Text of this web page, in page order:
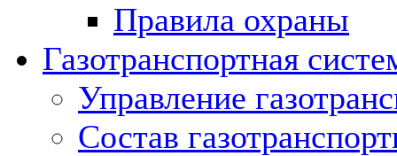
Правила охраны
Газотранспортная
Управление
Состав